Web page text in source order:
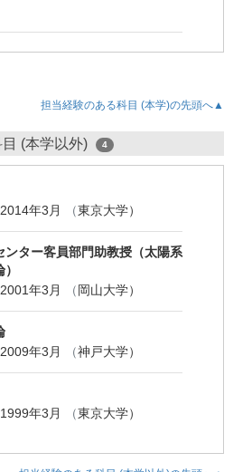
担当経験のある科目 (本学)の先頭へ▲
(本学以外) 4
2014年3月 （東京大学）
ンター客員部門助教授（太陽系
2001年3月 （ 岡山大学）
2009年3月 （神戸大学）
1999年3月 （東京大学）